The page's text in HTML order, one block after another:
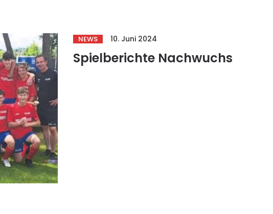
NEWS 10. Juni 2024
Spielberichte Nachwuchs